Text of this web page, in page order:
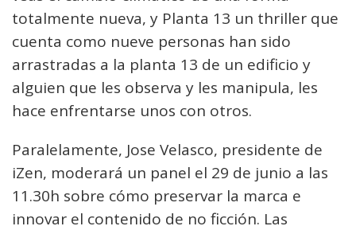
totalmente nueva, y Planta 13 un thriller que
cuenta como nueve personas han sido
arrastradas a la planta 13 de un edificio y
alguien que les observa y les manipula, les
hace enfrentarse unos con otros.
Paralelamente, Jose Velasco, presidente de
iZen, moderará un panel el 29 de junio a las
11.30h sobre cómo preservar la marca e
innovar el contenido de no ficción. Las